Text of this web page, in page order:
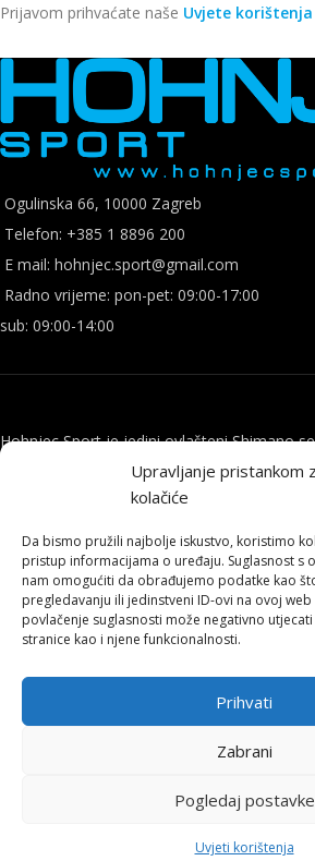
Upravljanje pristankom
kolačiće
Da bismo pružili najbolje iskustvo, koristimo
pristup informacijama o uređaju. Suglasnost s
nam omogućiti da obrađujemo podatke kao
pregledavanju ili jedinstveni ID-ovi na ovoj
povlačenje suglasnosti može negativno
stranice kao i njene funkcionalnosti.
Prihvati
Zabrani
Pogledaj postavke
Uvjeti korištenja
Prijavom prihvaćate naše Uvjete korištenja
Ogulinska 66, 10000 Zagreb
Telefon: +385 1 8896 200
E mail: hohnjec.sport@gmail.com
Radno vrijeme: pon-pet: 09:00-17:00
sub: 09:00-14:00
Hohnjec Sport je jedini ovlašteni Shimano
Naručite se već danas i osigurajte originalne
vrhunsku, certificiranu uslugu.
ONLINE KUPNJA
Uvjeti poslovanja
Načini plaćanja
Dostava
Povrat i reklamacije
KORISNE INFORMACIJE
Platforma za online rješavanje sporova